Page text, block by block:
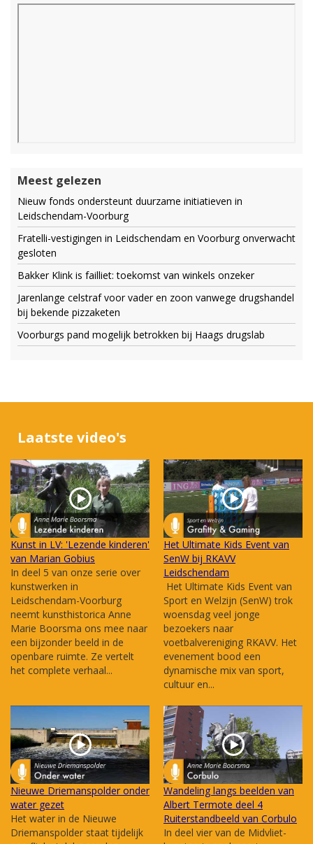
Meest gelezen
Nieuw fonds ondersteunt duurzame initiatieven in
Leidschendam-Voorburg
Fratelli-vestigingen in Leidschendam en Voorburg onverwacht
gesloten
Bakker Klink is failliet: toekomst van winkels onzeker
Jarenlange celstraf voor vader en zoon vanwege drugshandel
bij bekende pizzaketen
Voorburgs pand mogelijk betrokken bij Haags drugslab
Laatste video's
Kunst in LV: 'Lezende kinderen'
van Marian Gobius
In deel 5 van onze serie over
kunstwerken in
Leidschendam-Voorburg
neemt kunsthistorica Anne
Marie Boorsma ons mee naar
een bijzonder beeld in de
openbare ruimte. Ze vertelt
het complete verhaal...
Het Ultimate Kids Event van
SenW bij RKAVV
Leidschendam
Het Ultimate Kids Event van
Sport en Welzijn (SenW) trok
woensdag veel jonge
bezoekers naar
voetbalvereniging RKAVV. Het
evenement bood een
dynamische mix van sport,
cultuur en...
Nieuwe Driemanspolder onder
water gezet
Het water in de Nieuwe
Driemanspolder staat tijdelijk
Wandeling langs beelden van
Albert Termote deel 4
Ruiterstandbeeld van Corbulo
In deel vier van de Midvliet-